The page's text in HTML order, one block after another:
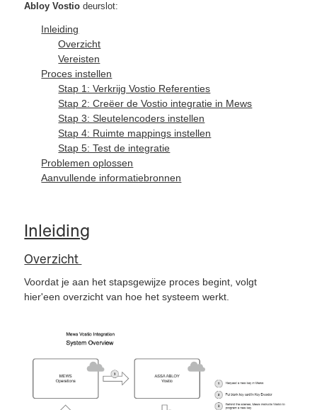
Abloy Vostio deurslot:
Inleiding
Overzicht
Vereisten
Proces instellen
Stap 1: Verkrijg Vostio Referenties
Stap 2: Creëer de Vostio integratie in Mews
Stap 3: Sleutelencoders instellen
Stap 4: Ruimte mappings instellen
Stap 5: Test de integratie
Problemen oplossen
Aanvullende informatiebronnen
Inleiding
Overzicht
Voordat je aan het stapsgewijze proces begint, volgt
hier'een overzicht van hoe het systeem werkt.